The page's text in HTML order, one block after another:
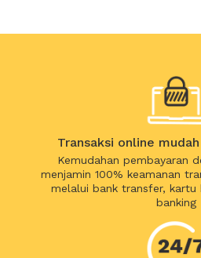
Transaksi online
Kemudahan pembayaran
menjamin 100% keamanan
melalui bank transfer,
banking